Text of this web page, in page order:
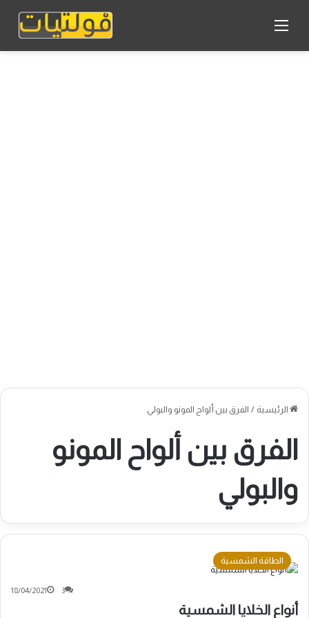
الرئيسية / الفرق بين ألواح المونو والبولي
الفرق بين ألواح المونو
والبولي
الطاقة الشمسية
18/04/2021 3
أنواع الخلايا الشمسية